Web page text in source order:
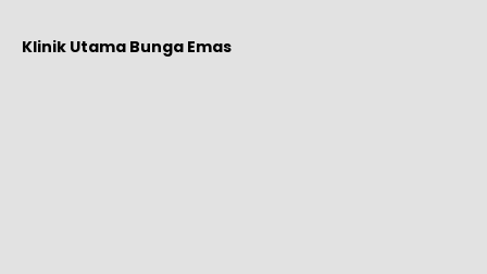
Klinik Utama Bunga Emas